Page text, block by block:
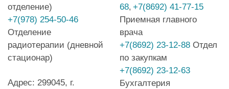
отделение)
+7(978) 254-50-46
Отделение
радиотерапии (дневной
стационар)
Адрес: 299045, г.
68, +7(8692) 41-77-15
Приемная главного
врача
+7(8692) 23-12-88 Отдел
по закупкам
+7(8692) 23-12-63
Бухгалтерия